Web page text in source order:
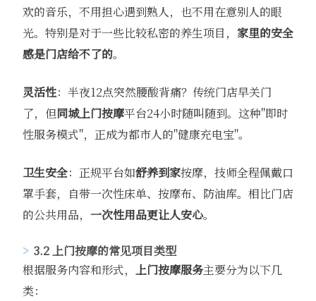
欢的音乐，不用担心遇到熟人，也不用在意别人的眼
光。特别是对于一些比较私密的养生项目， 家里的安全
感是门店给不了的。
灵活性：半夜12点突然腰酸背痛？传统门店早关门
了，但同城上门按摩平台24小时随叫随到。这种"即时
性服务模式"，正成为都市人的"健康充电宝"。
卫生安全：正规平台如舒养到家按摩，技师全程佩戴口
罩手套，自带一次性床单、按摩布、防油库。相比门店
的公共用品， 一次性用品更让人安心。
3.2 上门按摩的常见项目类型
根据服务内容和形式，
上门按摩服务主要分为以下几
类：